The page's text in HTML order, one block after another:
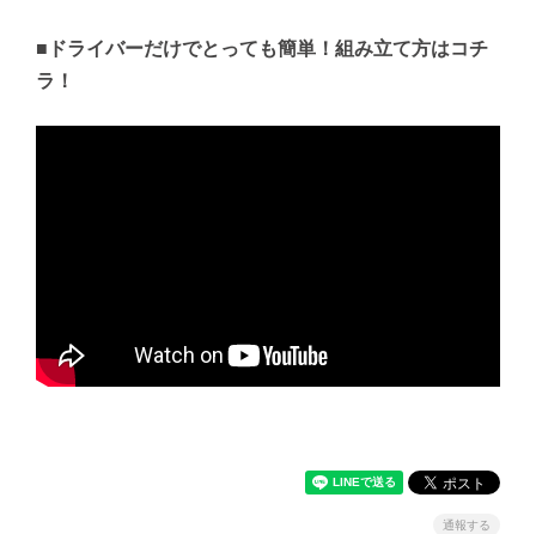
■ドライバーだけでとっても簡単！組み立て方はコチ
ラ！
通報する